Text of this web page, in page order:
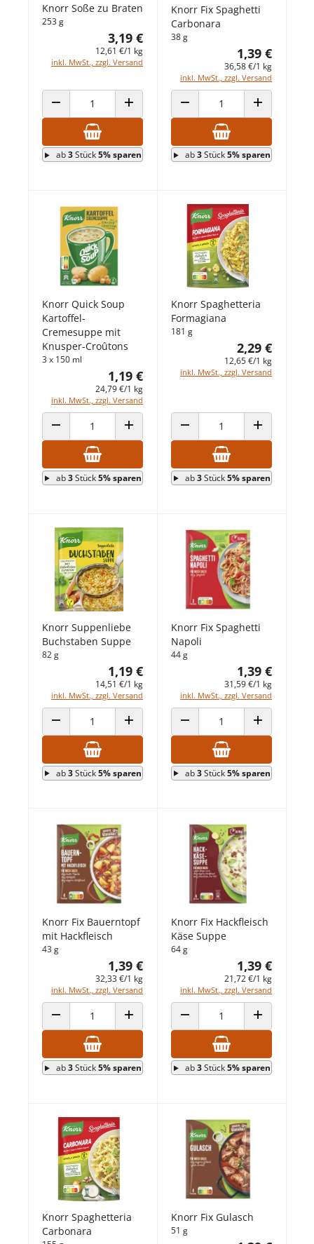
Knorr Soße zu Braten
253 g
3,19 €
12,61 €/1 kg
inkl. MwSt., zzgl. Versand
ANZAHL VERRINGERNANZAHL ERHÖHEN
ab3Stück5% sparen
Knorr Fix Spaghetti
Carbonara
38 g
1,39 €
36,58 €/1 kg
inkl. MwSt., zzgl. Versand
ANZAHL VERRINGERNANZAHL
ab3Stück5% sparen
Knorr Quick Soup
Kartoffel-
Cremesuppe mit
Knusper-Croûtons
3 x 150 ml
1,19 €
24,79 €/1 kg
inkl. MwSt., zzgl. Versand
ANZAHL VERRINGERNANZAHL ERHÖHEN
ab3Stück5% sparen
Knorr Spaghetteria
Formagiana
181 g
2,29 €
12,65 €/1 kg
inkl. MwSt., zzgl. Versand
ANZAHL VERRINGERNANZAHL
ab3Stück5% sparen
Knorr Suppenliebe
Buchstaben Suppe
82 g
1,19 €
14,51 €/1 kg
inkl. MwSt., zzgl. Versand
ANZAHL VERRINGERNANZAHL ERHÖHEN
ab3Stück5% sparen
Knorr Fix Spaghetti
Napoli
44 g
1,39 €
31,59 €/1 kg
inkl. MwSt., zzgl. Versand
ANZAHL VERRINGERNANZAHL
ab3Stück5% sparen
Knorr Fix Bauerntopf
mit Hackfleisch
43 g
1,39 €
32,33 €/1 kg
inkl. MwSt., zzgl. Versand
ANZAHL VERRINGERNANZAHL ERHÖHEN
ab3Stück5% sparen
Knorr Fix Hackfleisch
Käse Suppe
64 g
1,39 €
21,72 €/1 kg
inkl. MwSt., zzgl. Versand
ANZAHL VERRINGERNANZAHL
ab3Stück5% sparen
Knorr Spaghetteria
Carbonara
Knorr Fix Gulasch
51 g